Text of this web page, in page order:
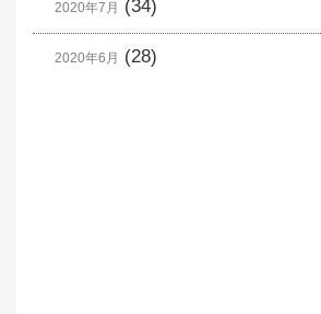
2020年7月 (34)
2020年6月 (28)